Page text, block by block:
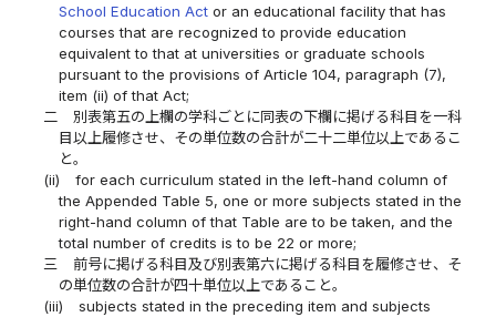
School Education Actor an educational facility that has
courses that are recognized to provide education
equivalent to that at universities or graduate schools
pursuant to the provisions of Article 104, paragraph (7),
item (ii) of that Act;
二
別表第五の上欄の学科ごとに同表の下欄に掲げる科目を一科
目以上履修させ、その単位数の合計が二十二単位以上であるこ
と。
(ii)
for each curriculum stated in the left-hand column of
the Appended Table 5, one or more subjects stated in the
right-hand column of that Table are to be taken, and the
total number of credits is to be 22 or more;
三
前号に掲げる科目及び別表第六に掲げる科目を履修させ、そ
の単位数の合計が四十単位以上であること。
(iii)
subjects stated in the preceding item and subjects